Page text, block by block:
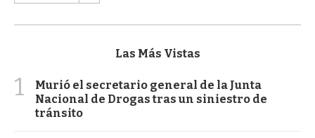
Las Más Vistas
1
Murió el secretario general de la Junta
Nacional de Drogas tras un siniestro de
tránsito